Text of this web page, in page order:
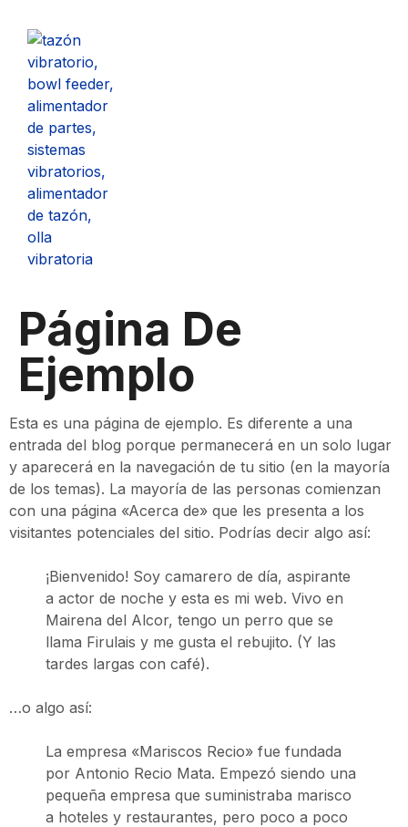
Página De
Ejemplo
Esta es una página de ejemplo. Es diferente a una
entrada del blog porque permanecerá en un solo lugar
y aparecerá en la navegación de tu sitio (en la mayoría
de los temas). La mayoría de las personas comienzan
con una página «Acerca de» que les presenta a los
visitantes potenciales del sitio. Podrías decir algo así:
¡Bienvenido! Soy camarero de día, aspirante
a actor de noche y esta es mi web. Vivo en
Mairena del Alcor, tengo un perro que se
llama Firulais y me gusta el rebujito. (Y las
tardes largas con café).
…o algo así:
La empresa «Mariscos Recio» fue fundada
por Antonio Recio Mata. Empezó siendo una
pequeña empresa que suministraba marisco
a hoteles y restaurantes, pero poco a poco